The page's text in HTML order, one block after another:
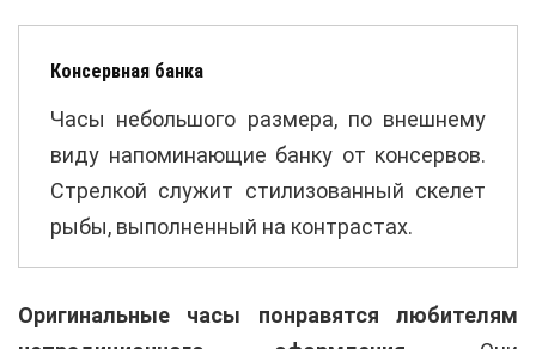
Консервная банка
Часы небольшого размера, по внешнему
виду напоминающие банку от консервов.
Стрелкой служит стилизованный скелет
рыбы, выполненный на контрастах.
Оригинальные часы понравятся любителям